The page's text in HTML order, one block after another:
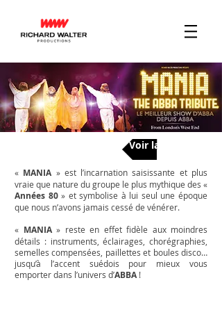
Voir la tournée
« MANIA » est l’incarnation saisissante et plus
vraie que nature du groupe le plus mythique des «
Années 80» et symbolise à lui seul une époque
que nous n’avons jamais cessé de vénérer.
« MANIA» reste en effet fidèle aux moindres
détails : instruments, éclairages, chorégraphies,
semelles compensées, paillettes et boules disco…
jusqu’à l’accent suédois pour mieux vous
emporter dans l’univers d’ABBA !